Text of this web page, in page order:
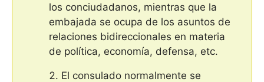
los conciudadanos, mientras que la
embajada se ocupa de los asuntos de
relaciones bidireccionales en materia
de política, economía, defensa, etc.
El consulado normalmente se